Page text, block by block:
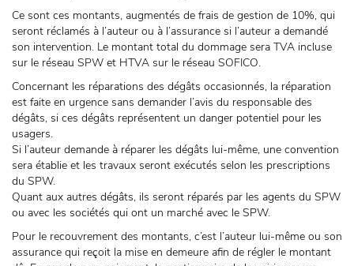
Ce sont ces montants, augmentés de frais de gestion de 10%, qui
seront réclamés à l’auteur ou à l’assurance si l’auteur a demandé
son intervention. Le montant total du dommage sera TVA incluse
sur le réseau SPW et HTVA sur le réseau SOFICO.
Concernant les réparations des dégâts occasionnés, la réparation
est faite en urgence sans demander l’avis du responsable des
dégâts, si ces dégâts représentent un danger potentiel pour les
usagers.
Si l’auteur demande à réparer les dégâts lui-même, une convention
sera établie et les travaux seront exécutés selon les prescriptions
du SPW.
Quant aux autres dégâts, ils seront réparés par les agents du SPW
ou avec les sociétés qui ont un marché avec le SPW.
Pour le recouvrement des montants, c’est l’auteur lui-même ou son
assurance qui reçoit la mise en demeure afin de régler le montant